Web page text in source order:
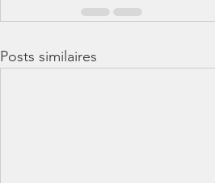
Posts similaires